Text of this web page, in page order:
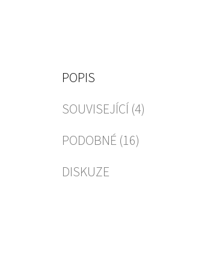
POPIS
SOUVISEJÍCÍ (4)
PODOBNÉ (16)
DISKUZE